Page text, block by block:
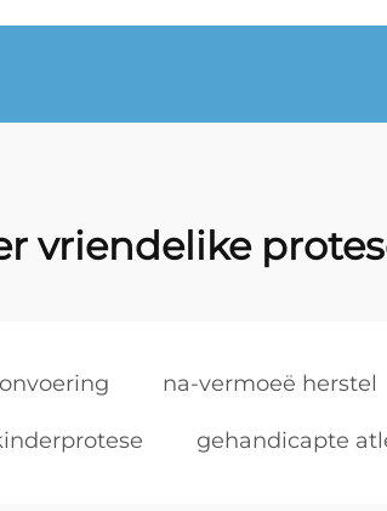
vriendelike
na-vermoeë herstel
gehandicapte